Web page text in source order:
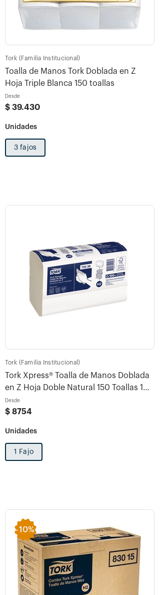
Tork (Familia Institucional)
Toalla de Manos Tork Doblada en Z
Hoja Triple Blanca 150 toallas
Desde
$ 39.430
3 fajos
Tork (Familia Institucional)
Tork Xpress® Toalla de Manos Doblada
en Z Hoja Doble Natural 150 Toallas 1
fajo
Desde
$ 8754
1 Fajo
-10%